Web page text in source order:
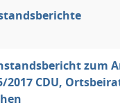
zum
2017 CDU,